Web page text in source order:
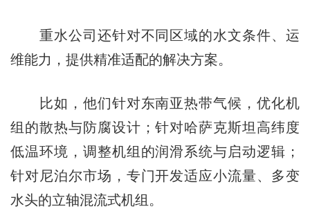
重水公司还针对不同区域的水文条件、运
维能力，提供精准适配的解决方案。
比如，他们针对东南亚热带气候，优化机
组的散热与防腐设计；针对哈萨克斯坦高纬度
低温环境，调整机组的润滑系统与启动逻辑；
针对尼泊尔市场，专门开发适应小流量、多变
水头的立轴混流式机组。